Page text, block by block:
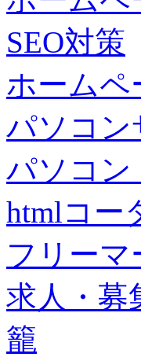
SEO対策
ホームペ
パソコン
パソコン
htmlコー
フリーマ
求人・募
籠